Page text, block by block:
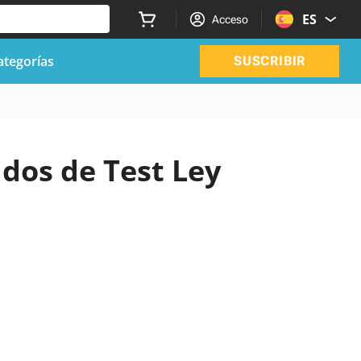
Acceso ES
SUSCRIBIR
de Test Ley